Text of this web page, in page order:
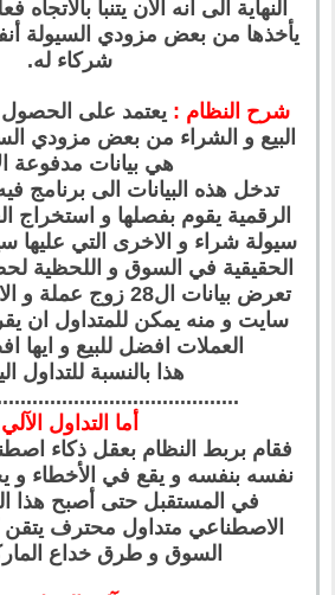
النهاية الى أنه الآن يتنبأ بالاتجاه
يأخذها من بعض مزودي السيولة
شركاء له.
شرح النظام : يعتمد على
البيع و الشراء من بعض مزودي
هي بيانات مدفوعة
تدخل هذه البيانات الى برنامج
الرقمية يقوم بفصلها و استخراج
سيولة شراء و الاخرى التي عليها
الحقيقية في السوق و اللحظية
تعرض بيانات ال28
سايت و منه يمكن للمتداول ان
العملات افضل للبيع و ايها
هذا بالنسبة للتداول
......
أما التداول الآلي
فقام بربط النظام بعقل ذكاء
نفسه بنفسه و يقع في الأخطاء و
في المستقبل حتى أصبح هذا
الاصطناعي متداول محترف
السوق و طرق خداع